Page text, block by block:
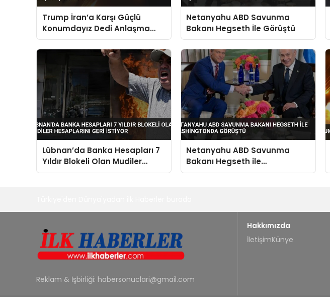
Trump İran’a Karşı Güçlü
Konumdayız Dedi Anlaşma
Çağrısı Yaptı
Netanyahu ABD Savunma
Bakanı Hegseth İle Görüştü
Lübnan’da Banka Hesapları 7
Yıldır Blokeli Olan Mudiler
Hesaplarını Geri İstiyor
Netanyahu ABD Savunma
Bakanı Hegseth ile
Washingtonda Görüştü
Reklam & İşbirliği: habersonuclari@gmail.com
Hakkımızda
İletişimKünye